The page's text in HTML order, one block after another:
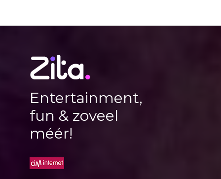
Entertainment,
fun & zoveel
méér!